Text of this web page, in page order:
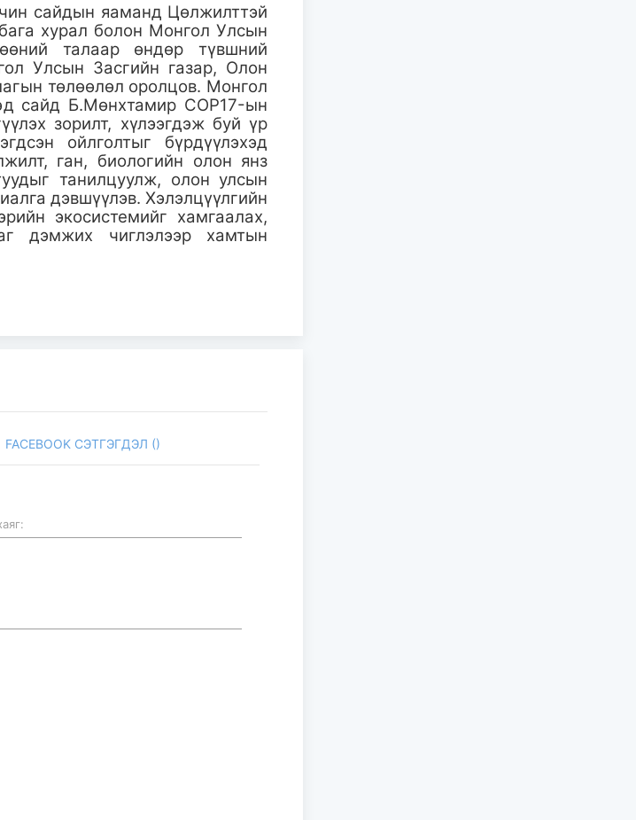
сайдын яаманд Цөлжилттэй
хурал болон Монгол Улсын
талаар өндөр түвшний
Улсын Засгийн газар, Олон
төлөөлөл оролцов. Монгол
сайд Б.Мөнхтамир COP17-ын
зорилт, хүлээгдэж буй үр
ойлголтыг бүрдүүлэхэд
ган, биологийн олон янз
танилцуулж, олон улсын
дэвшүүлэв. Хэлэлцүүлгийн
экосистемийг хамгаалах,
дэмжих чиглэлээр хамтын
FACEBOOK СЭТГЭГДЭЛ ()